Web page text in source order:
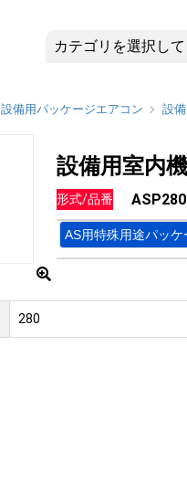
設備用パッケージエアコン 設
設備用室内
形式/品番
AS用特殊用途パッ
280